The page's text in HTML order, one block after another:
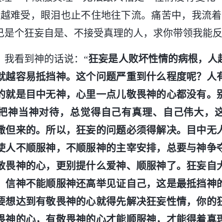
难受，眼泪也止不住地往下流。痛苦中，我流
是个狂妄自是、不接受真理的人，求你带领我能
我看到神的话说：“狂妄是人败坏性情的病根，人
越容易抵挡神。这个问题严重到什么程度呢？人
就是目中无神，心里一点儿敬畏神的心都没有。
神当神对待，总觉得自己有真理、自己伟大，
但来的。所以，狂妄的问题必须得解决。目中无
人不顺服神，不顺服神的主宰安排，总要与神争
畏神的心，更别提什么爱神、顺服神了。狂妄自
信神不能顺服神还高举见证自己，这是最抵挡神
想达到有敬畏神的心就得先解决狂妄性情，你的
神的心，有敬畏神的心才能顺服神，才能得着真